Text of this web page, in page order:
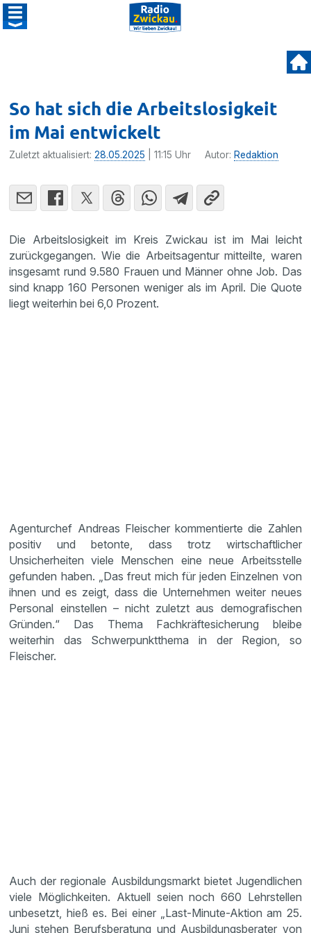
So hat sich die Arbeitslosigkeit
im Mai entwickelt
Zuletzt aktualisiert:28.05.2025 | 11:15 Uhr Autor: Redaktion
Die Arbeitslosigkeit im Kreis Zwickau ist im Mai leicht
zurückgegangen. Wie die Arbeitsagentur mitteilte, waren
insgesamt rund 9.580 Frauen und Männer ohne Job. Das
sind knapp 160 Personen weniger als im April. Die Quote
liegt weiterhin bei 6,0 Prozent.
Agenturchef Andreas Fleischer kommentierte die Zahlen
positiv und betonte, dass trotz wirtschaftlicher
Unsicherheiten viele Menschen eine neue Arbeitsstelle
gefunden haben. „Das freut mich für jeden Einzelnen von
ihnen und es zeigt, dass die Unternehmen weiter neues
Personal einstellen – nicht zuletzt aus demografischen
Gründen.“ Das Thema Fachkräftesicherung bleibe
weiterhin das Schwerpunktthema in der Region, so
Fleischer.
Auch der regionale Ausbildungsmarkt bietet Jugendlichen
viele Möglichkeiten. Aktuell seien noch 660 Lehrstellen
unbesetzt, hieß es. Bei einer „Last-Minute-Aktion am 25.
Juni stehen Berufsberatung und Ausbildungsberater von